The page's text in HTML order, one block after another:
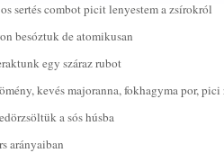
sertés combot picit lenyestem a zsírokról
besóztuk de atomikusan
egy száraz rubot
kevés majoranna, fokhagyma por,
a sós húsba
arányaiban